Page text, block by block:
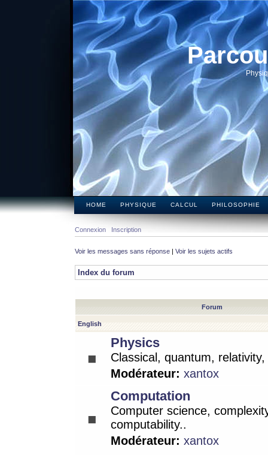
HOME PHYSIQUE CALCUL PHILOSOPHIE
Connexion Inscription
Voir les messages sans réponse | Voir les sujets actifs
Index du forum
Forum
English
Physics
Classical, quantum,
Modérateur: xantox
Computation
Computer science,
computability..
Modérateur: xantox